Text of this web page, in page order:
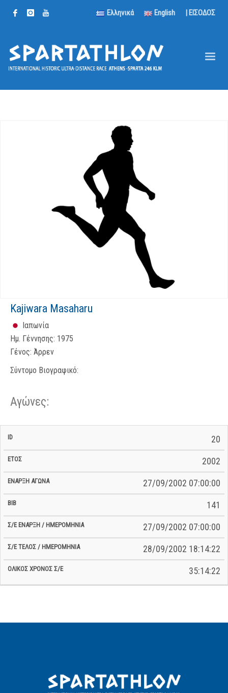
Ελληνικά English | ΕΙΣΟΔΟΣ
Kajiwara Masaharu
Ιαπωνία
Ημ. Γέννησης: 1975
Γένος: Άρρεν
Σύντομο Βιογραφικό:
Αγώνες:
Αγώνα
Ημερομηνία
20
2002
27/09/2002 07:00:00
141
27/09/2002 07:00:00
28/09/2002 18:14:22
35:14:22